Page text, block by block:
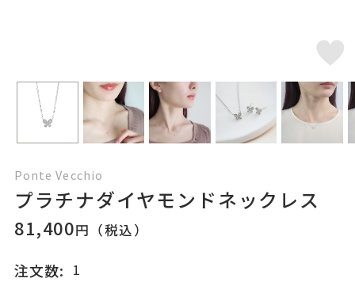
Ponte Vecchio
プラチナダイヤモンドネックレス
81,400円（税込）
注文数: